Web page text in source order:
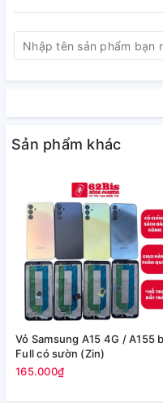
Sản phẩm khác
Vỏ Samsung A15 4G / A155
Full có sườn (Zin)
165.000₫